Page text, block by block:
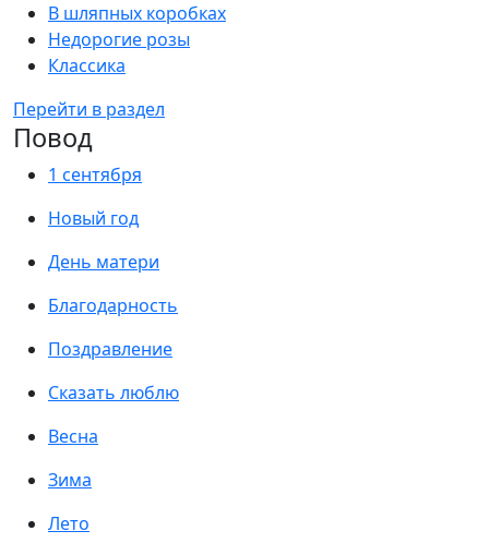
В шляпных коробках
Недорогие розы
Классика
Перейти в раздел
Повод
1 сентября
Новый год
День матери
Благодарность
Поздравление
Сказать люблю
Весна
Зима
Лето